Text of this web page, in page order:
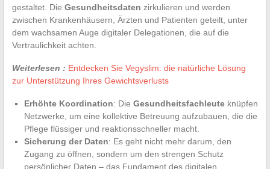
gestaltet. Die Gesundheitsdaten zirkulieren und werden
zwischen Krankenhäusern, Ärzten und Patienten geteilt, unter
dem wachsamen Auge digitaler Delegationen, die auf die
Vertraulichkeit achten.
Weiterlesen : Entdecken Sie Vegyslim: die natürliche Lösung
zur Unterstützung Ihres Gewichtsverlusts
Erhöhte Koordination: Die Gesundheitsfachleuteknüpfen
Netzwerke, um eine kollektive Betreuung aufzubauen, die die
Pflege flüssiger und reaktionsschneller macht.
Sicherung der Daten: Es geht nicht mehr darum, den
Zugang zu öffnen, sondern um den strengen Schutz
persönlicher Daten – das Fundament des digitalen